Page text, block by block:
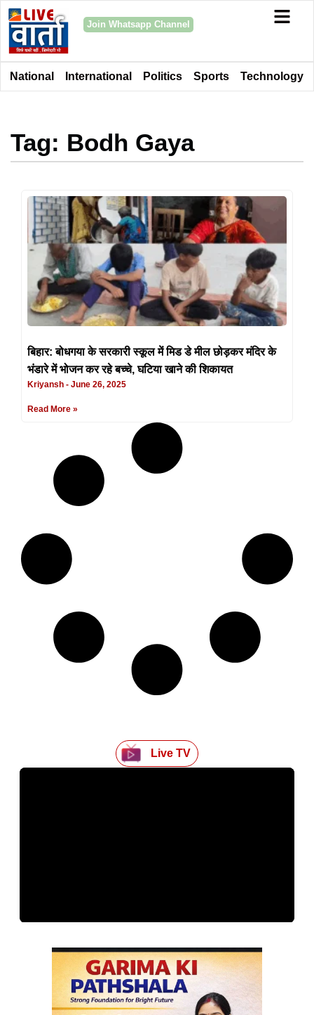
Join Whatsapp Channel
National International Politics Sports Technology
Tag: Bodh Gaya
बिहार: बोधगया के सरकारी स्कूल में मिड डे मील छोड़कर मंदिर के
भंडारे में भोजन कर रहे बच्चे, घटिया खाने की शिकायत
Kriyansh June 26, 2025
Read More »
Live TV